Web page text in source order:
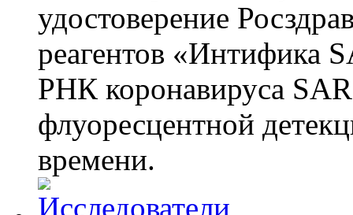
удостоверение
реагентов «Интифика
РНК коронавируса
флуоресцентной
времени.